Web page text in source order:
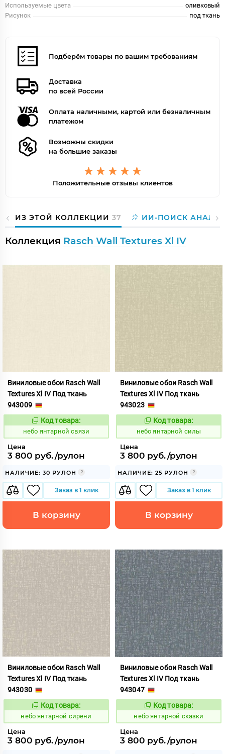
Используемые цвета
оливковый
Рисунок
под ткань
Подберём товары по вашим требованиям
Доставка
по всей России
Оплата наличными, картой или безналичным
платежом
Возможны скидки
на большие заказы
Положительные отзывы клиентов
ИЗ ЭТОЙ КОЛЛЕКЦИИ 37 ИИ-ПОИСК
Коллекция Rasch Wall Textures Xl IV
Виниловые обои Rasch Wall
Textures Xl IV Под ткань
943009
1124836
Код товара:
небо янтарной связи
Цена
3 800 руб./рулон
НАЛИЧИЕ: 30 РУЛОН
Заказ в 1 клик
В корзину
Виниловые обои Rasch Wall
Textures Xl IV Под ткань
943023
1124838
Код товара:
небо янтарной силы
Цена
3 800 руб./рулон
НАЛИЧИЕ: 25 РУЛОН
Заказ в 1 клик
В корзину
Виниловые обои Rasch Wall
Textures Xl IV Под ткань
943030
1124839
Код товара:
небо янтарной сирени
Цена
3 800 руб./рулон
Виниловые обои Rasch Wall
Textures Xl IV Под ткань
943047
1124840
Код товара:
небо янтарной сказки
Цена
3 800 руб./рулон